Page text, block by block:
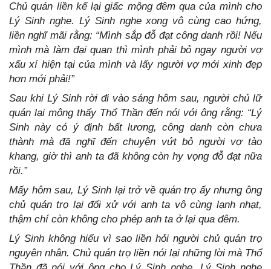
Chủ quán liền kể lại giấc mộng đêm qua của mình cho
Lý Sinh nghe. Lý Sinh nghe xong vô cùng cao hứng,
liền nghĩ mãi rằng: “Mình sắp đỗ đạt công danh rồi! Nếu
mình mà làm đại quan thì mình phải bỏ ngay người vợ
xấu xí hiện tại của mình và lấy người vợ mới xinh đẹp
hơn mới phải!”
Sau khi Lý Sinh rời đi vào sáng hôm sau, người chủ lữ
quán lại mộng thấy Thổ Thần đến nói với ông rằng: “Lý
Sinh này có ý định bất lương, công danh còn chưa
thành mà đã nghĩ đến chuyện vứt bỏ người vợ tào
khang, giờ thì anh ta đã không còn hy vọng đỗ đạt nữa
rồi.”
Mấy hôm sau, Lý Sinh lại trở về quán trọ ấy nhưng ông
chủ quán trọ lại đối xử với anh ta vô cùng lạnh nhạt,
thậm chí còn không cho phép anh ta ở lại qua đêm.
Lý Sinh không hiểu vì sao liền hỏi người chủ quán trọ
nguyên nhân. Chủ quán trọ liền nói lại những lời mà Thổ